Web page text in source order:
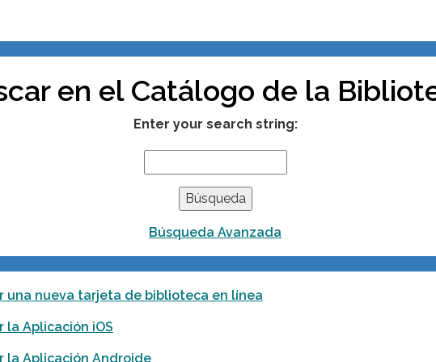
en el Catálogo de la
Enter your search string:
Búsqueda Avanzada
una nueva tarjeta de biblioteca en línea
la Aplicación iOS
la Aplicación Androide